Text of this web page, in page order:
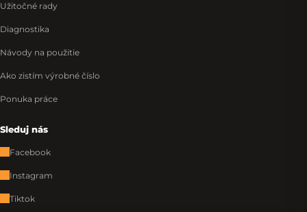
Užitočné rady
Diagnostika
Návody na použitie
Ako zistím výrobné číslo
Ponuka práce
Sleduj nás
Facebook
Instagram
Tiktok